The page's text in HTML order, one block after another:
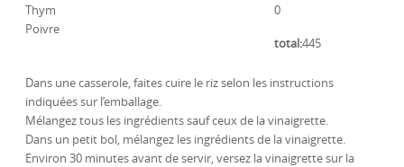
Thym
Poivre
0
total:445
Dans une casserole, faites cuire le riz selon les instructions
indiquées sur l’emballage.
Mélangez tous les ingrédients sauf ceux de la vinaigrette.
Dans un petit bol, mélangez les ingrédients de la vinaigrette.
Environ 30 minutes avant de servir, versez la vinaigrette sur la